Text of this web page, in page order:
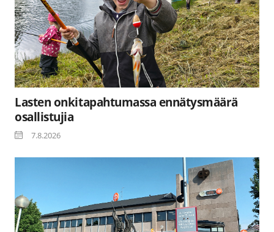
Lasten onkitapahtumassa ennätysmäärä
osallistujia
7.8.2026